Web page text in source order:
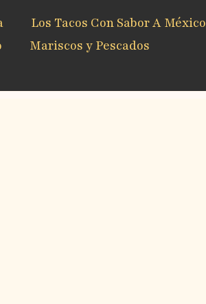
Los Tacos Con Sabor A México
Mariscos y Pescados